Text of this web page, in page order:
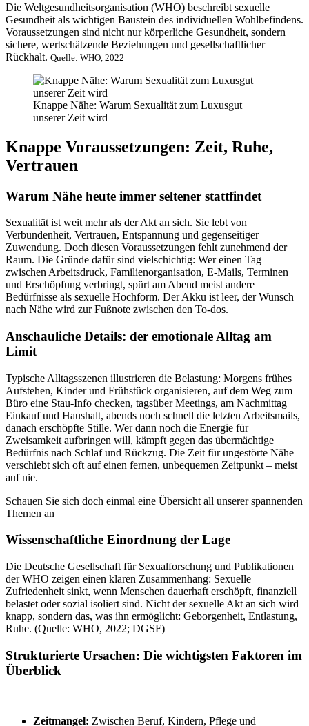
Die Weltgesundheitsorganisation (WHO) beschreibt sexuelle
Gesundheit als wichtigen Baustein des individuellen Wohlbefindens.
Voraussetzungen sind nicht nur körperliche Gesundheit, sondern
sichere, wertschätzende Beziehungen und gesellschaftlicher
Rückhalt. Quelle: WHO, 2022
Knappe Nähe: Warum Sexualität zum Luxusgut
unserer Zeit wird
Knappe Voraussetzungen: Zeit, Ruhe,
Vertrauen
Warum Nähe heute immer seltener stattfindet
Sexualität ist weit mehr als der Akt an sich. Sie lebt von
Verbundenheit, Vertrauen, Entspannung und gegenseitiger
Zuwendung. Doch diesen Voraussetzungen fehlt zunehmend der
Raum. Die Gründe dafür sind vielschichtig: Wer einen Tag
zwischen Arbeitsdruck, Familienorganisation, E-Mails, Terminen
und Erschöpfung verbringt, spürt am Abend meist andere
Bedürfnisse als sexuelle Hochform. Der Akku ist leer, der Wunsch
nach Nähe wird zur Fußnote zwischen den To-dos.
Anschauliche Details: der emotionale Alltag am
Limit
Typische Alltagsszenen illustrieren die Belastung: Morgens frühes
Aufstehen, Kinder und Frühstück organisieren, auf dem Weg zum
Büro eine Stau-Info checken, tagsüber Meetings, am Nachmittag
Einkauf und Haushalt, abends noch schnell die letzten Arbeitsmails,
danach erschöpfte Stille. Wer dann noch die Energie für
Zweisamkeit aufbringen will, kämpft gegen das übermächtige
Bedürfnis nach Schlaf und Rückzug. Die Zeit für ungestörte Nähe
verschiebt sich oft auf einen fernen, unbequemen Zeitpunkt – meist
auf nie.
Schauen Sie sich doch einmal eine Übersicht all unserer spannenden
Themen an
Wissenschaftliche Einordnung der Lage
Die Deutsche Gesellschaft für Sexualforschung und Publikationen
der WHO zeigen einen klaren Zusammenhang: Sexuelle
Zufriedenheit sinkt, wenn Menschen dauerhaft erschöpft, finanziell
belastet oder sozial isoliert sind. Nicht der sexuelle Akt an sich wird
knapp, sondern das, was ihn ermöglicht: Geborgenheit, Entlastung,
Ruhe. (Quelle: WHO, 2022; DGSF)
Strukturierte Ursachen: Die wichtigsten Faktoren im
Überblick
Zeitmangel: Zwischen Beruf, Kindern, Pflege und